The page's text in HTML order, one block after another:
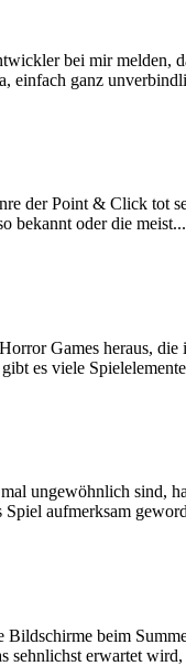
bei mir
einfach ganz
der Point & Click tot
bekannt oder die meist...
Games heraus,
es viele
ungewöhnlich sind,
aufmerksam
beim
sehnlichst erwartet